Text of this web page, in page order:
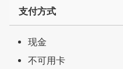
支付方式
现金
不可用卡